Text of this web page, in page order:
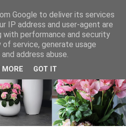
Google to deliver its services
IP address and user-agent are
with performance and security
service, generate usage
address abuse.
MORE GOT IT